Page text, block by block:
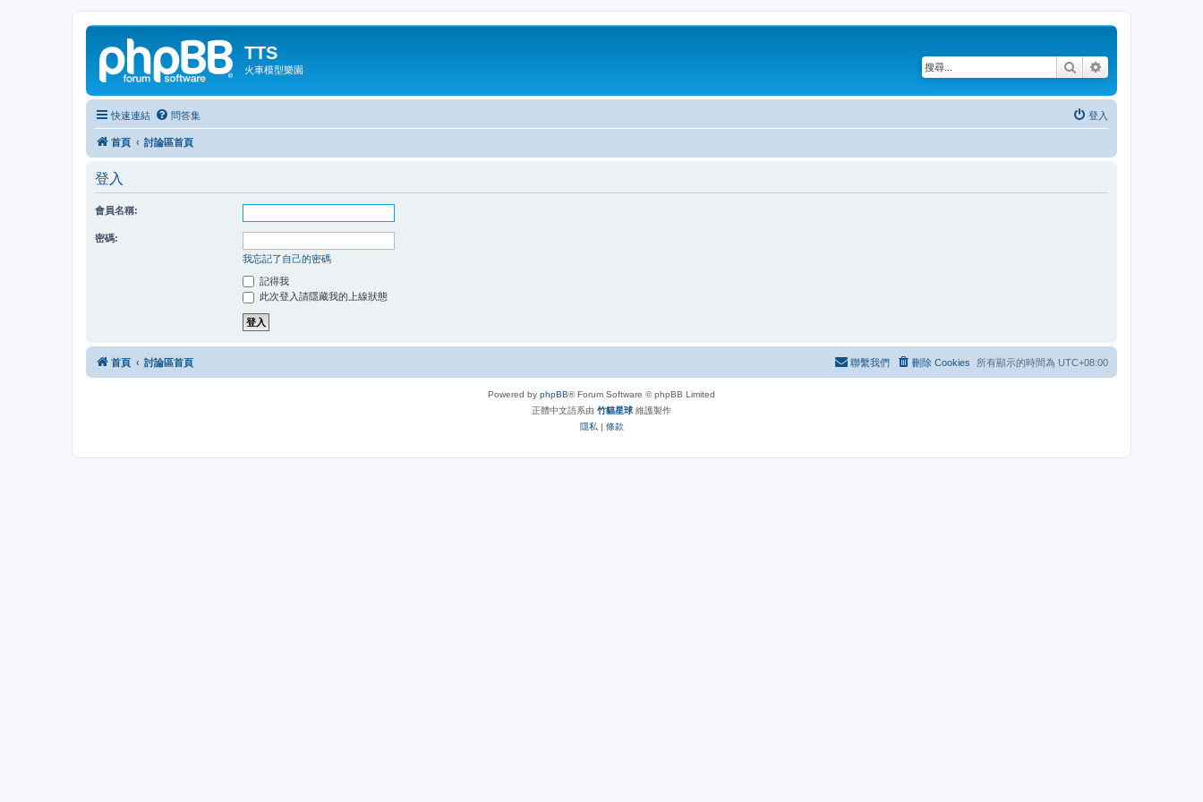
TTS
火車模型樂園 搜尋
快速連結 問答集 登入
首頁 討論區首頁
登入
會員名稱:
密碼:
我忘記了自己的密碼
記得我
此次登入請隱藏我的上線狀態
首頁 討論區首頁 所有顯示的時間為 UTC+08:00
刪除 Cookies
聯繫我們
Powered by phpBB® Forum Software © phpBB Limited
正體中文語系由 竹貓星球 維護製作
隱私 | 條款